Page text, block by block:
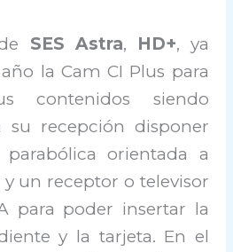
SES Astra, HD+, ya
la Cam CI Plus para
contenidos siendo
su recepción disponer
orientada a
y un receptor o televisor
para poder insertar la
y la tarjeta. En el